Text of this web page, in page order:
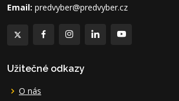
Email: predvyber@predvyber.cz
Užitečné odkazy
O nás